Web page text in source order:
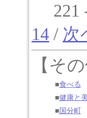
221
14 / 次
【そ
■食べる
■健康と
■ 国分町